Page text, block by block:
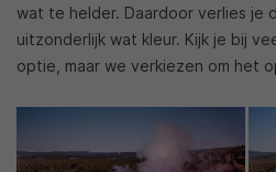
wat te helder. Daardoor verlies je
uitzonderlijk wat kleur. Kijk je bij
optie, maar we verkiezen om het